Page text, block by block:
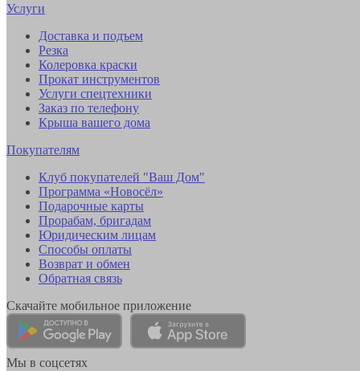
Услуги
Доставка и подъем
Резка
Колеровка краски
Прокат инструментов
Услуги спецтехники
Заказ по телефону
Крыша вашего дома
Покупателям
Клуб покупателей "Ваш Дом"
Программа «Новосёл»
Подарочные карты
Прорабам, бригадам
Юридическим лицам
Способы оплаты
Возврат и обмен
Обратная связь
Скачайте мобильное приложение
Мы в соцсетях